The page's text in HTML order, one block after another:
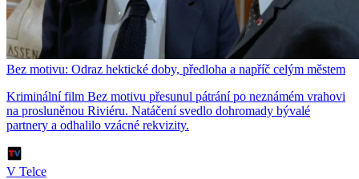
Bez motivu: Odraz hektické doby, předloha a napříč celým městem
Kriminální film Bez motivu přesunul pátrání po neznámém vrahovi
na prosluněnou Riviéru. Natáčení svedlo dohromady bývalé
partnery a odhalilo vzácné rekvizity.
V Telce